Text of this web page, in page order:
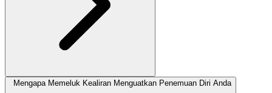
Mengapa Memeluk Kealiran Menguatkan Penemuan Diri Anda